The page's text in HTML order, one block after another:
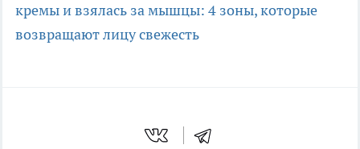
кремы и взялась за мышцы: 4 зоны, которые
возвращают лицу свежесть